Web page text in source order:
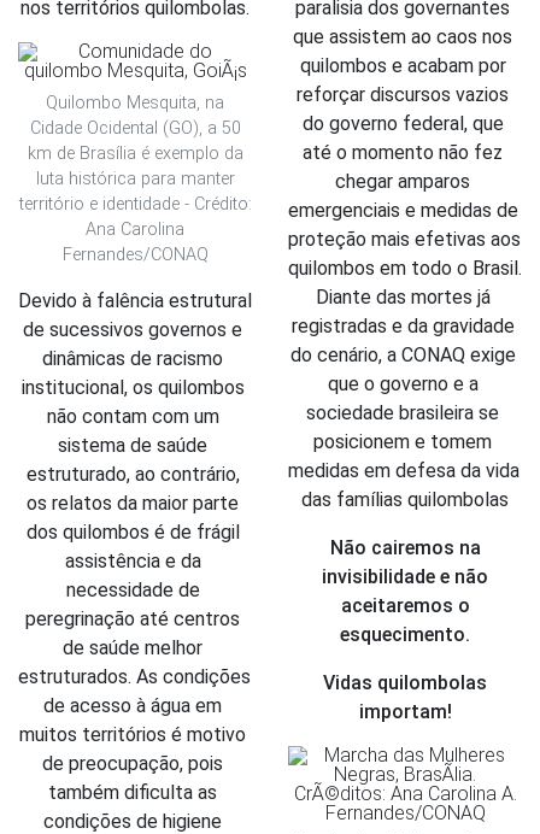
nos territórios quilombolas.
Quilombo Mesquita, na
Cidade Ocidental (GO), a 50
km de Brasília é exemplo da
luta histórica para manter
território e identidade - Crédito:
Ana Carolina
Fernandes/CONAQ
Devido à falência estrutural
de sucessivos governos e
dinâmicas de racismo
institucional, os quilombos
não contam com um
sistema de saúde
estruturado, ao contrário,
os relatos da maior parte
dos quilombos é de frágil
assistência e da
necessidade de
peregrinação até centros
de saúde melhor
estruturados. As condições
de acesso à água em
muitos territórios é motivo
de preocupação, pois
também dificulta as
condições de higiene
paralisia dos governantes
que assistem ao caos nos
quilombos e acabam por
reforçar discursos vazios
do governo federal, que
até o momento não fez
chegar amparos
emergenciais e medidas de
proteção mais efetivas aos
quilombos em todo o Brasil.
Diante das mortes já
registradas e da gravidade
do cenário, a CONAQ exige
que o governo e a
sociedade brasileira se
posicionem e tomem
medidas em defesa da vida
das famílias quilombolas
Não cairemos na
invisibilidade e não
aceitaremos o
esquecimento.
Vidas quilombolas
importam!